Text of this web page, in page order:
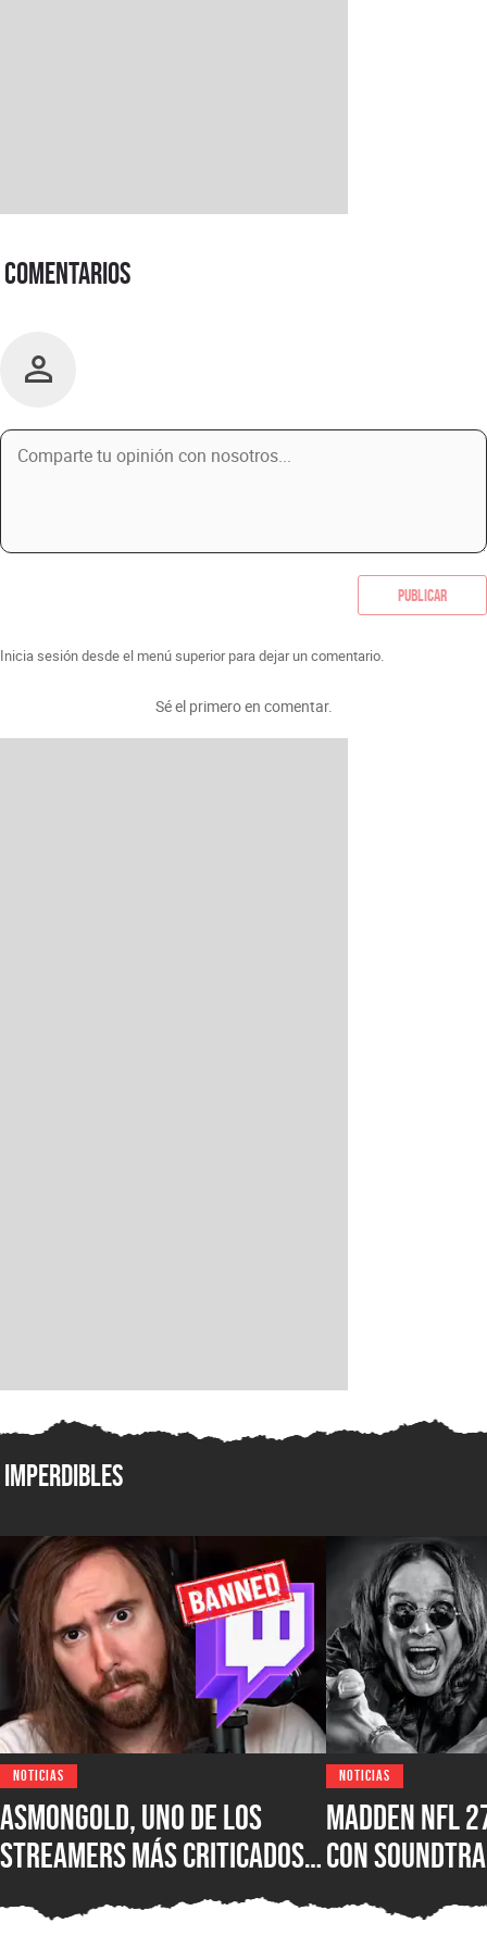
Comentarios
Publicar
Inicia sesión desde el menú superior para dejar un comentario.
Sé el primero en comentar.
Imperdibles
NOTICIAS
Asmongold, uno de los
streamers más criticados
del mundo, es baneado de
Twitch por sus polémicos
NOTICIAS
Madden NFL
con
Ozzy
Motörhead,